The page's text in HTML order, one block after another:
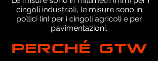
cingoli industriali, le misure sono in
pollici (in) per i cingoli agricoli e per
pavimentazioni.
PERCHÉ GTW